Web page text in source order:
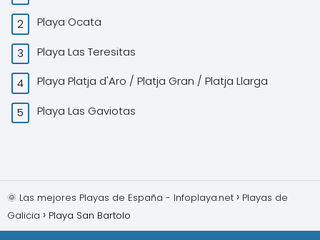
Playa Ocata
Playa Las Teresitas
Playa Platja d'Aro / Platja Gran / Platja Llarga
Playa Las Gaviotas
🌞 Las mejores Playas de España - Infoplaya.net
Playas de
Galicia
Playa San Bartolo